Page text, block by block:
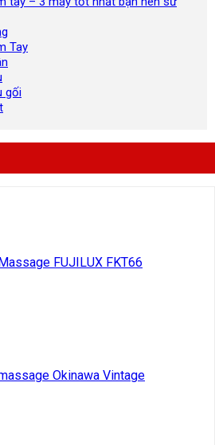
Tay
gối
FUJILUX FKT66
Okinawa Vintage